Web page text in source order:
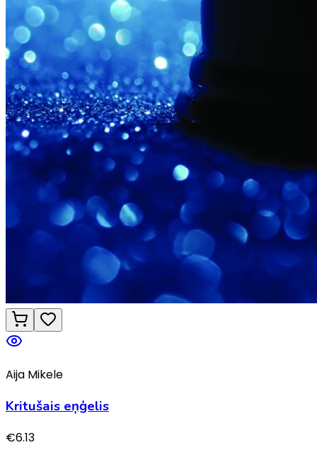
Aija Mikele
Kritušais eņģelis
€6.13